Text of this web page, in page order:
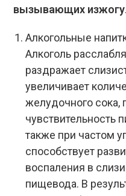
вызывающих изжогу.
Алкогольные
Алкоголь
раздражает
увеличивает
желудочного сока,
чувствительность
также при частом
способствует
воспаления в
пищевода. В